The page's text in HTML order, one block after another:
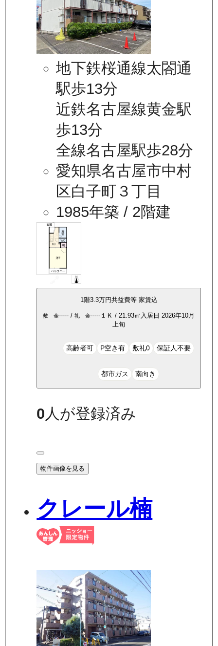
地下鉄桜通線太閤通
駅歩13分
近鉄名古屋線黄金駅
歩13分
全線名古屋駅歩28分
愛知県名古屋市中村
区白子町３丁目
1985年築 / 2階建
1階3.3万円共益費等 家賃込
敷 金----- / 礼 金----- １Ｋ / 21.93㎡ 入居日 2026年10月
上旬
高齢者可 P空き有 敷礼0 保証人不要
都市ガス 南向き
0人が登録済み
物件画像を見る
クレール楠